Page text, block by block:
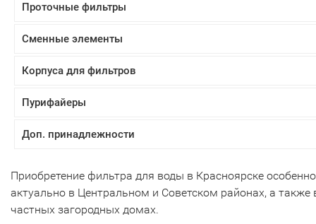
Проточные фильтры
Сменные элементы
Корпуса для фильтров
Пурифайеры
Доп. принадлежности
Приобретение фильтра для воды в Красноярске особенно
актуально в Центральном и Советском районах, а также
частных загородных домах.